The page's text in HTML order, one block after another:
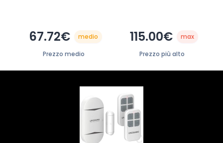
67.72€ medio
Prezzo medio
115.00€ max
Prezzo più alto